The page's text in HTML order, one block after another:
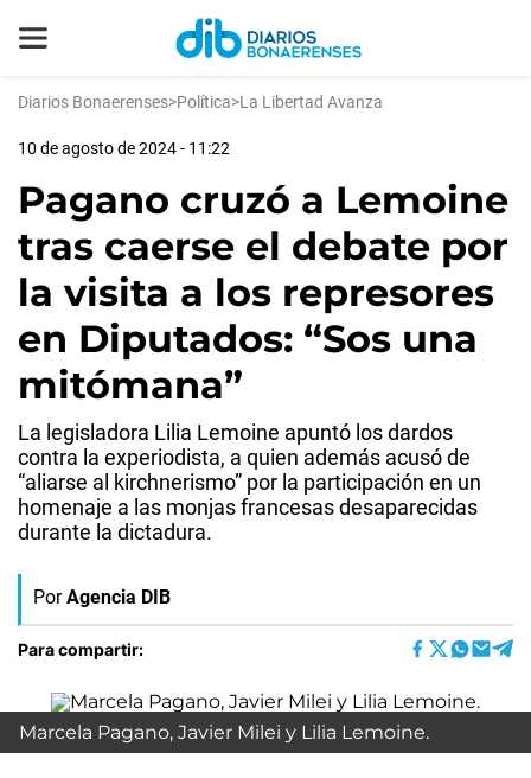
Diarios Bonaerenses>Política>La Libertad Avanza
10 de agosto de 2024 - 11:22
Pagano cruzó a Lemoine
tras caerse el debate por
la visita a los represores
en Diputados: “Sos una
mitómana”
La legisladora Lilia Lemoine apuntó los dardos
contra la experiodista, a quien además acusó de
“aliarse al kirchnerismo” por la participación en un
homenaje a las monjas francesas desaparecidas
durante la dictadura.
Por Agencia DIB
Para compartir:
Marcela Pagano, Javier Milei y Lilia Lemoine.